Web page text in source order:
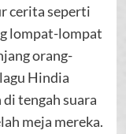
cerita seperti
lompat-lompat
orang-
Hindia
tengah suara
meja mereka.